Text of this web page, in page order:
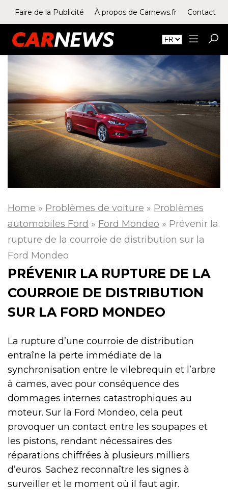
Faire de la Publicité À propos de Carnews.fr Contact
Home » Problèmes de voiture » Problèmes
automobiles Ford » Ford Mondeo » Prévenir la
rupture de la courroie de distribution sur la
Ford Mondeo
PRÉVENIR LA RUPTURE DE LA
COURROIE DE DISTRIBUTION
SUR LA FORD MONDEO
La rupture d’une courroie de distribution
entraîne la perte immédiate de la
synchronisation entre le vilebrequin et l’arbre
à cames, avec pour conséquence des
dommages internes catastrophiques au
moteur. Sur la Ford Mondeo, cela peut
provoquer un contact entre les soupapes et
les pistons, rendant nécessaires des
réparations chiffrées à plusieurs milliers
d’euros. Sachez reconnaître les signes à
surveiller et le moment où il faut agir.